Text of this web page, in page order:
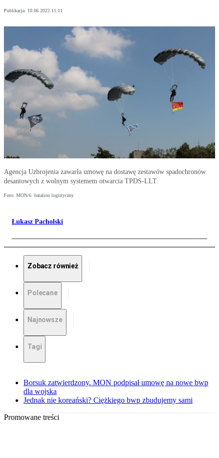
Publikacja: 10.06.2022 11:11
Agencja Uzbrojenia zawarła umowę na dostawę zestawów spadochronów
desantowych z wolnym systemem otwarcia TPDS-LLT.
Foto: MON/6. batalion logistyczny
Łukasz Pacholski
Zobacz również
Polecane
Najnowsze
Tagi
Borsuk zatwierdzony. MON podpisał umowę na nowe bwp
dla wojska
Jednak nie koreański? Ciężkiego bwp zbudujemy sami
Promowane treści